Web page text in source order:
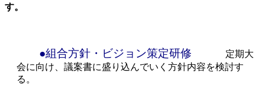
す。
●組合方針・ビジョン策定研修
定期大
会に向け、議案書に盛り込んでいく方針内容を検討す
る。